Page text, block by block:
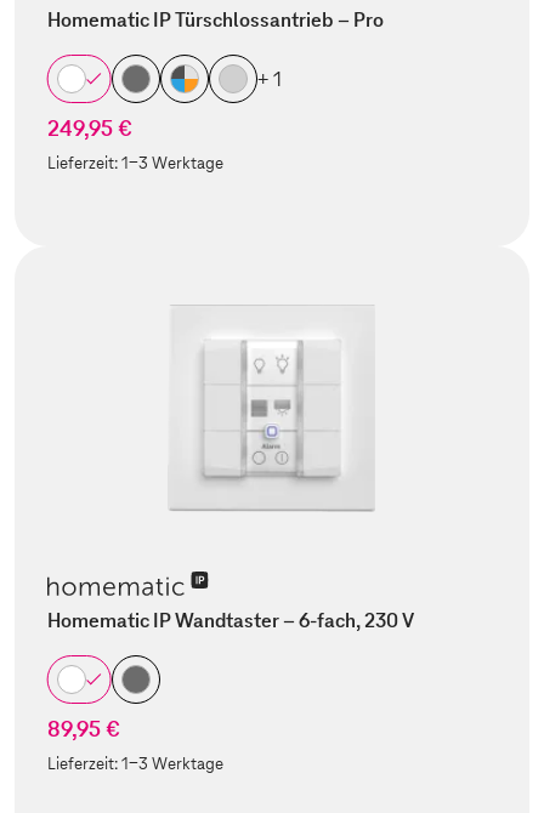
Homematic IP Türschlossantrieb – Pro
+ 1
249,95 €
Lieferzeit:1-3 Werktage
Homematic IP Wandtaster – 6-fach, 230 V
89,95 €
Lieferzeit:1-3 Werktage